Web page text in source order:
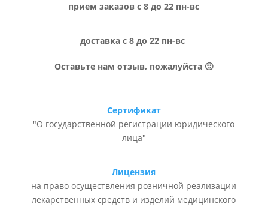
прием заказов с 8 до 22 пн-вс
доставка с 8 до 22 пн-вс
Оставьте нам отзыв, пожалуйста 🙂
Сертификат
"О государственной регистрации юридического
лица"
Лицензия
на право осуществления розничной реализации
лекарственных средств и изделий медицинского